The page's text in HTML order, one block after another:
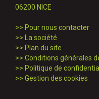
06200 NICE
>> Pour nous contacter
>>
La société
>> Plan du site
>> Conditions générales
>> Politique de
>> Gestion des cookies